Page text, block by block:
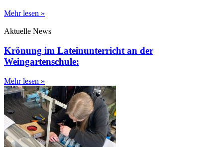
Mehr lesen »
Aktuelle News
Krönung im Lateinunterricht an der
Weingartenschule:
Mehr lesen »